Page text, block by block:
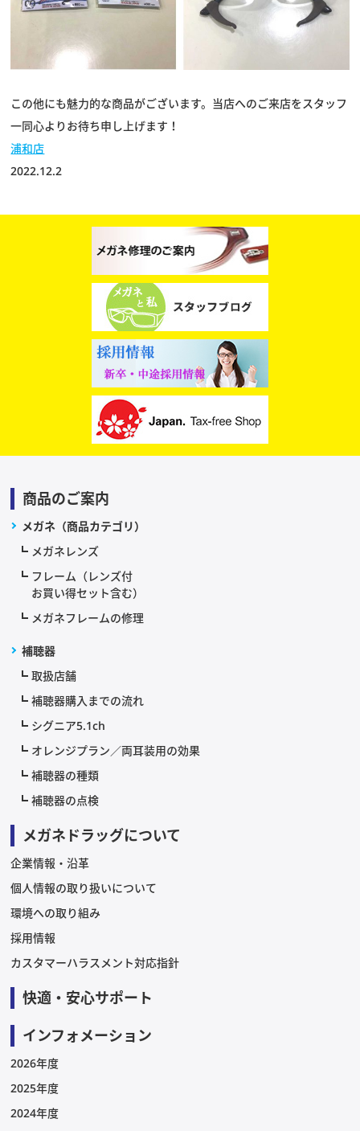
この他にも魅力的な商品がございます。当店へのご来店をスタッフ
一同心よりお待ち申し上げます！
浦和店
2022.12.2
商品のご案内
メガネ（商品カテゴリ）
メガネレンズ
フレーム（レンズ付
お買い得セット含む）
メガネフレームの修理
補聴器
取扱店舗
補聴器購入までの流れ
シグニア5.1ch
オレンジプラン／両耳装用の効果
補聴器の種類
補聴器の点検
メガネドラッグについて
企業情報・沿革
個人情報の取り扱いについて
環境への取り組み
採用情報
カスタマーハラスメント対応指針
快適・安心サポート
インフォメーション
2026年度
2025年度
2024年度